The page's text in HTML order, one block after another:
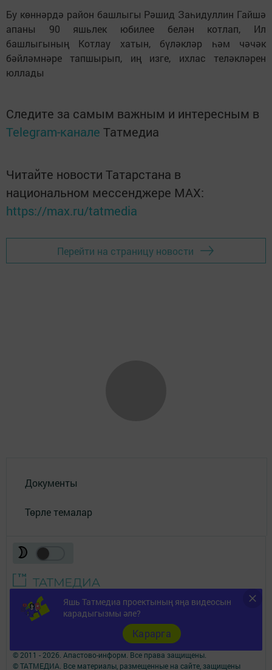
Бу көннәрдә район башлыгы Рәшид Заһидуллин Гайшә
апаны 90 яшьлек юбилее белән котлап, Ил
башлыгының Котлау хатын, бүләкләр һәм чәчәк
бәйләмнәре тапшырып, иң изге, ихлас теләкләрен
юллады
Следите за самым важным и интересным в
Telegram-канале Татмедиа
Читайте новости Татарстана в
национальном мессенджере MАХ:
https://max.ru/tatmedia
Перейти на страницу новости
Документы
Төрле темалар
Яшь Татмедиа проектының яңа видеосын
карадыгызмы әле?
Карарга
© 2011 - 2026. Апастово-информ. Все права защищены.
© ТАТМЕДИА. Все материалы, размещенные на сайте, защищены
Телефон АО «ТАТМЕДИА»:(843) 222 09 84